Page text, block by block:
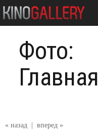
Фото:
Главная
« назад вперед »